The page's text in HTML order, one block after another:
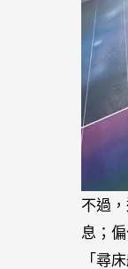
不過
息；
「尋